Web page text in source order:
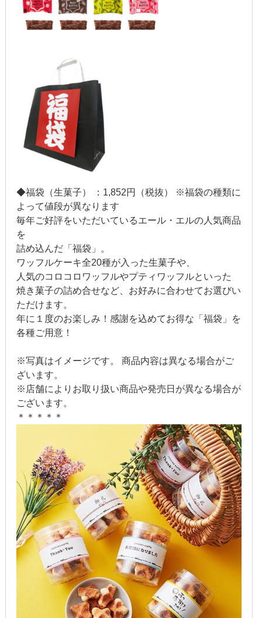
2013年5月
2012年10月
2012年9月
2012年7月
2012年6月
2012年5月
2012年3月
2012年2月
2011年9月
2011年7月
2011年3月
2010年11月
2010年3月
2009年6月
2009年2月
◆福袋（生菓子） ：1,852円（税抜） ※福袋の種類に
よって値段が異なります
毎年ご好評をいただいているエール・エルの人気商品
を
詰め込んだ「福袋」。
ワッフルケーキ全20種が入った生菓子や、
人気のコロコロワッフルやプティワッフルといった
焼き菓子の詰め合せなど、お好みに合わせてお選びい
ただけます。
年に１度のお楽しみ！感謝を込めてお得な「福袋」を
各種ご用意！
※写真はイメージです。 商品内容は異なる場合がご
ざいます。
※店舗によりお取り扱い商品や発売日が異なる場合が
ございます。
＊＊＊＊＊